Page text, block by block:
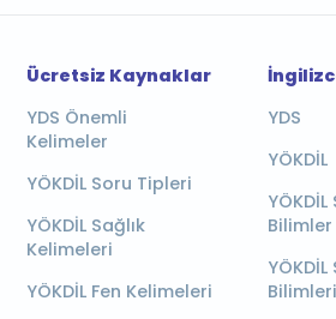
Ücretsiz Kaynaklar
YDS Önemli
Kelimeler
YÖKDİL Soru Tipleri
YÖKDİL Sağlık
Kelimeleri
YÖKDİL Fen Kelimeleri
YDS
YÖKDİL
Bilimler
YÖKDİL
Bilimleri